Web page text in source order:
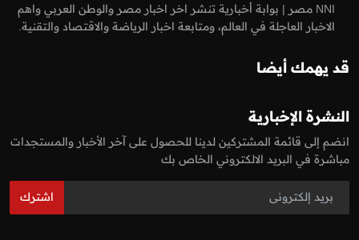
NNI مصر | بوابة أخبارية تنشر اخر اخبار مصر والوطن العربي واهم
الاخبار العاجلة في العالم، ومتابعة اخبار الرياضة والاقتصاد والتقنية.
قد يهمك أيضا
النشرة الإخبارية
انضم إلى قائمة المشتركين لدينا للحصول على آخر الأخبار والمستجدات
مباشرة في البريد الالكتروني الخاص بك
اشترك